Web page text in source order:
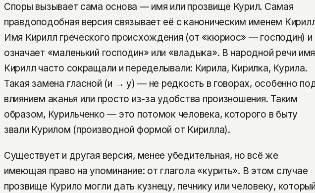
Споры вызывает сама основа — имя или прозвище Курил. Самая
правдоподобная версия связывает её с каноническим именем
Имя Кирилл греческого происхождения (от «кюриос» — господин) и
означает «маленький господин» или «владыка». В народной речи имя
Кирилл часто сокращали и переделывали: Кирила, Кирилка, Курила.
Такая замена гласной (и → у) — не редкость в говорах, особенно
влиянием аканья или просто из-за удобства произношения. Таким
образом, Курильченко — это потомок человека, которого в быту
звали Курилом (производной формой от Кирилла).
Существует и другая версия, менее убедительная, но всё же
имеющая право на упоминание: от глагола «курить». В этом случае
прозвище Курило могли дать кузнецу, печнику или человеку, который